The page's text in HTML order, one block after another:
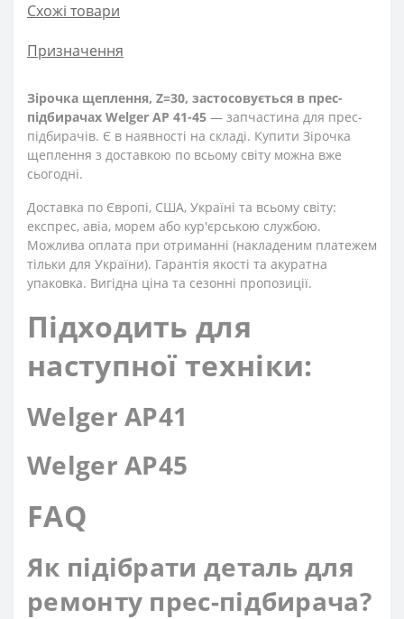
Схожі товари
Призначення
Зірочка щеплення, Z=30, застосовується в прес-
підбирачах Welger AP 41-45 — запчастина для прес-
підбирачів. Є в наявності на складі. Купити Зірочка
щеплення з доставкою по всьому світу можна вже
сьогодні.
Доставка по Європі, США, Україні та всьому світу:
експрес, авіа, морем або кур'єрською службою.
Можлива оплата при отриманні (накладеним платежем
тільки для України). Гарантія якості та акуратна
упаковка. Вигідна ціна та сезонні пропозиції.
Підходить для
наступної техніки:
Welger AP41
Welger AP45
FAQ
Як підібрати деталь для
ремонту прес-підбирача?